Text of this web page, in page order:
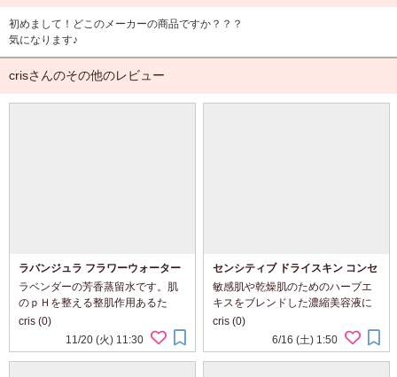
初めまして！どこのメーカーの商品ですか？？？
気になります♪
crisさんのその他のレビュー
ラバンジュラ フラワーウォーター
ラベンダーの芳香蒸留水です。肌
のｐＨを整える整肌作用あるた
め、あらゆる肌に適しています。
傷んだ肌を癒したり、日焼けやほ
てった肌を優しく冷却してくれま
cris (0)
11/20 (火) 11:30
センシティブ ドライスキン コンセ
ントレイト
敏感肌や乾燥肌のためのハーブエ
キスをブレンドした濃縮美容液に
なっていって、お肌の水分量のバ
ランスを整え、荒れを鎮めます。
今の季節とかにいい商品です～保
cris (0)
6/16 (土) 1:50